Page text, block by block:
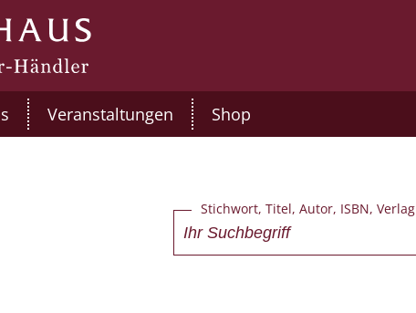
Veranstaltungen Shop
Stichwort, Titel, Autor, ISBN, Verlag